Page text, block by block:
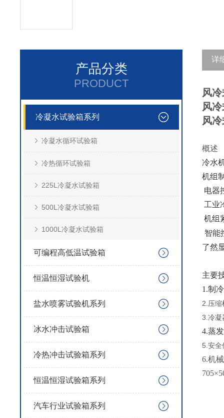
产品分类
PRODUCT
冷凝水试验箱系列
冷凝水循环试验箱
冷热循环试验箱
225L冷凝水试验箱
500L冷凝水试验箱
1000L冷凝水试验箱
可编程高低温试验箱
恒温恒湿试验机
盐水喷雾试验机系列
冰水冲击试验箱
冷热冲击试验箱系列
恒温恒湿试验箱系列
汽车行业试验箱系列
详
风
风
风
概述
冷水
机组
电器
工业
机组
智能
了然
主要
1.制
2.压缩
3.冷凝
4.蒸
5.安全
6.机